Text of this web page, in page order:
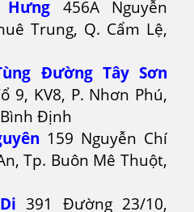
Hưng 456A Nguyễn
Trung, Q. Cẩm Lệ,
Đường Tây Sơn
9, KV8, P. Nhơn Phú,
Định
159 Nguyễn Chí
Tp. Buôn Mê Thuột,
391 Đường 23/10,